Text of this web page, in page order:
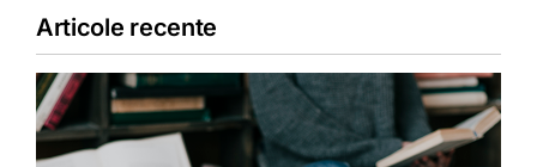
Copii
Detoxifiere
Articole recente